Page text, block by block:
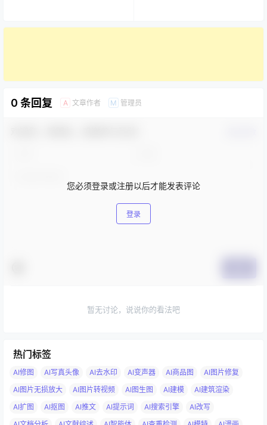
0 条回复 A 文章作者 M 管理员
您必须登录或注册以后才能发表评论
登录
暂无讨论，说说你的看法吧
热门标签
AI修图 AI写真头像 AI去水印 AI变声器 AI商品图
AI图片修复
AI图片无损放大
AI图片转视频 AI图生图 AI建模
AI建筑渲染
AI扩图
AI抠图 AI推文 AI提示词 AI搜索引擎
AI改写